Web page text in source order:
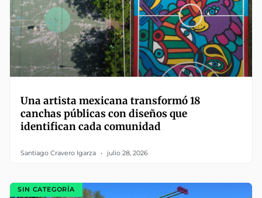
Una artista mexicana transformó 18
canchas públicas con diseños que
identifican cada comunidad
Santiago Cravero Igarza julio 28, 2026
SIN CATEGORÍA